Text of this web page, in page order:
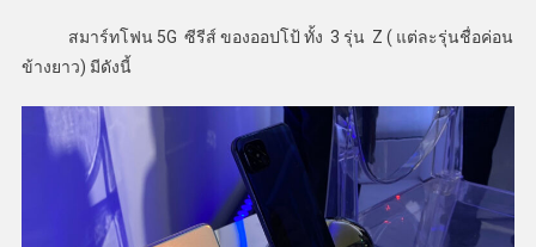
สมาร์ทโฟน 5G ซีรีส์ ของออปโป้ ทั้ง 3 รุ่น Z ( แต่ละรุ่นชื่อค่อน
ข้างยาว) มีดังนี้